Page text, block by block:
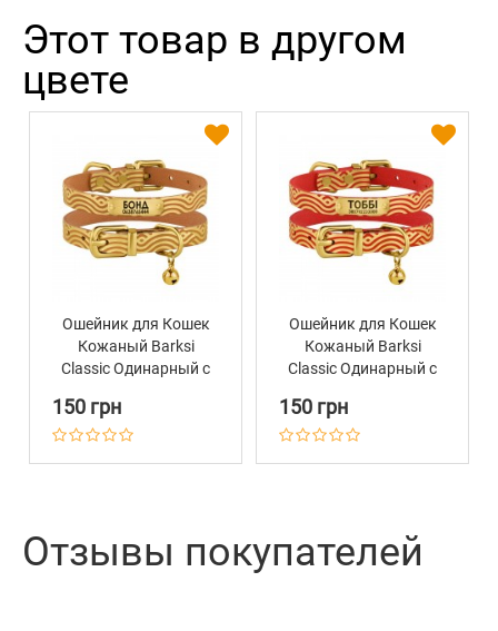
Этот товар в другом
цвете
Ошейник для Кошек
Кожаный Barksi
Classic Одинарный с
Волна Горчица
150 грн
Ошейник для Кошек
Кожаный Barksi
Classic Одинарный с
Волна Красный
150 грн
Отзывы покупателей